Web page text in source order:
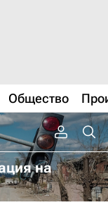
Общество
на